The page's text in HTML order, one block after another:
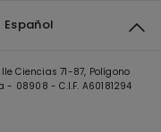
Español
Ciencias 71-87, Polígono
- 08908 - C.I.F. A60181294